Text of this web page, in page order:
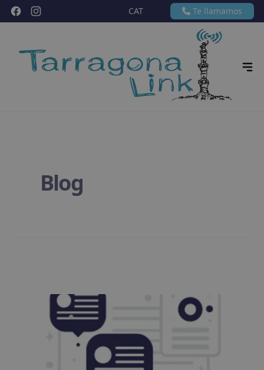
FacebookInstagram CAT Te llamamos
Blog